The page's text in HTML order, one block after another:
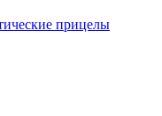
прицелы